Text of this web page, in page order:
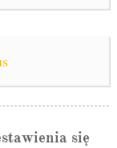
się